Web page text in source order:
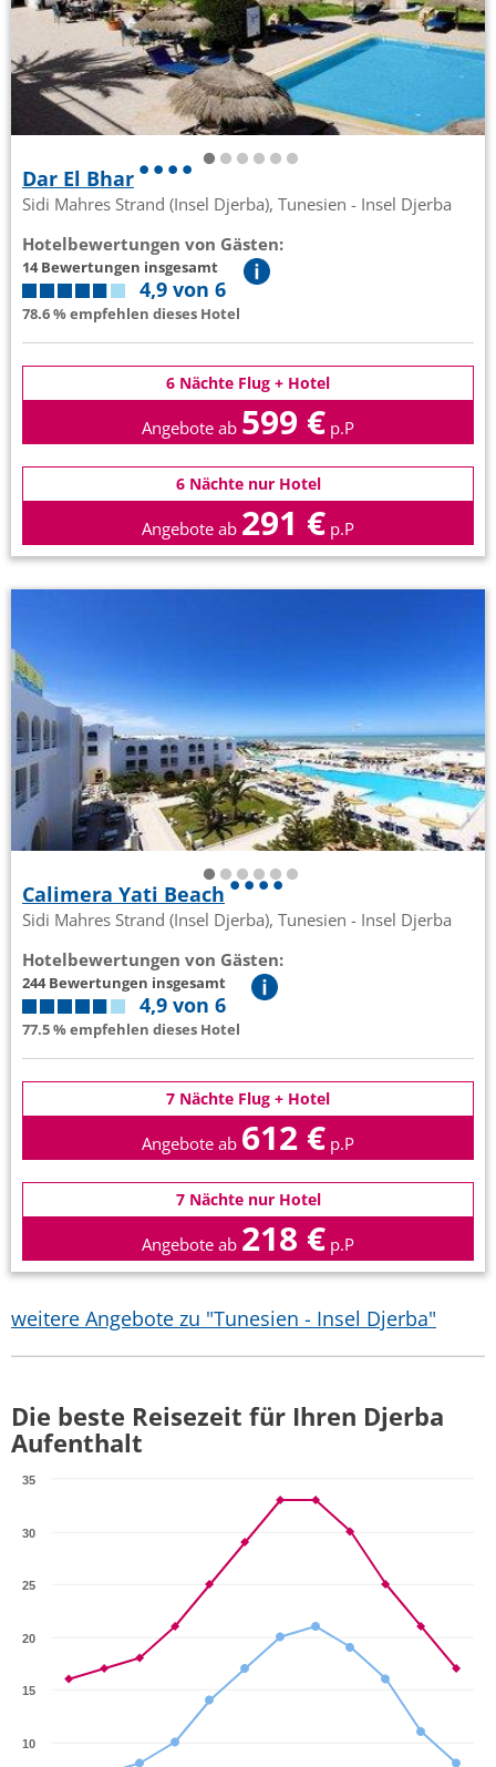
Dar El Bhar
Sidi Mahres Strand (Insel Djerba), Tunesien - Insel Djerba
Hotelbewertungen von Gästen:
14 Bewertungen insgesamt
4,9 von 6
78.6 % empfehlen dieses Hotel
6 Nächte Flug + Hotel
Angebote ab 599 € p.P
6 Nächte nur Hotel
Angebote ab 291 € p.P
Calimera Yati Beach
Sidi Mahres Strand (Insel Djerba), Tunesien - Insel Djerba
Hotelbewertungen von Gästen:
244 Bewertungen insgesamt
4,9 von 6
77.5 % empfehlen dieses Hotel
7 Nächte Flug + Hotel
Angebote ab 612 € p.P
7 Nächte nur Hotel
Angebote ab 218 € p.P
weitere Angebote zu "Tunesien - Insel Djerba"
Die beste Reisezeit für Ihren Djerba
Aufenthalt
10
15
20
25
30
35